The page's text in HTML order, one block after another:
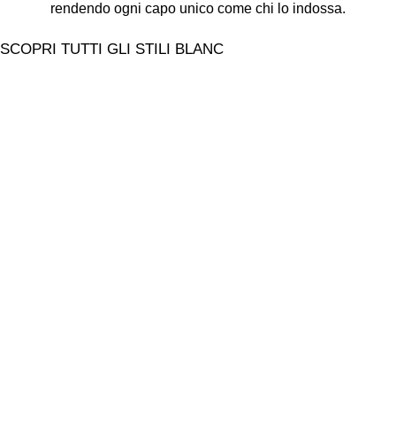
rendendo ogni capo unico come chi lo indossa.
SCOPRI TUTTI GLI STILI BLANC